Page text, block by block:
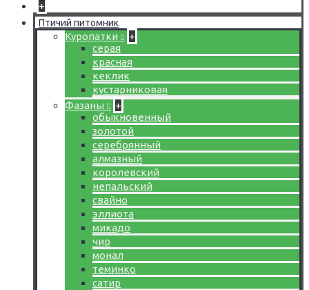
+
Птичий питомник
Куропатки
+
серая
красная
кеклик
кустарниковая
Фазаны
+
обыкновенный
золотой
серебрянный
алмазный
королевский
непальский
свайно
эллиота
микадо
чир
монал
теминко
сатир